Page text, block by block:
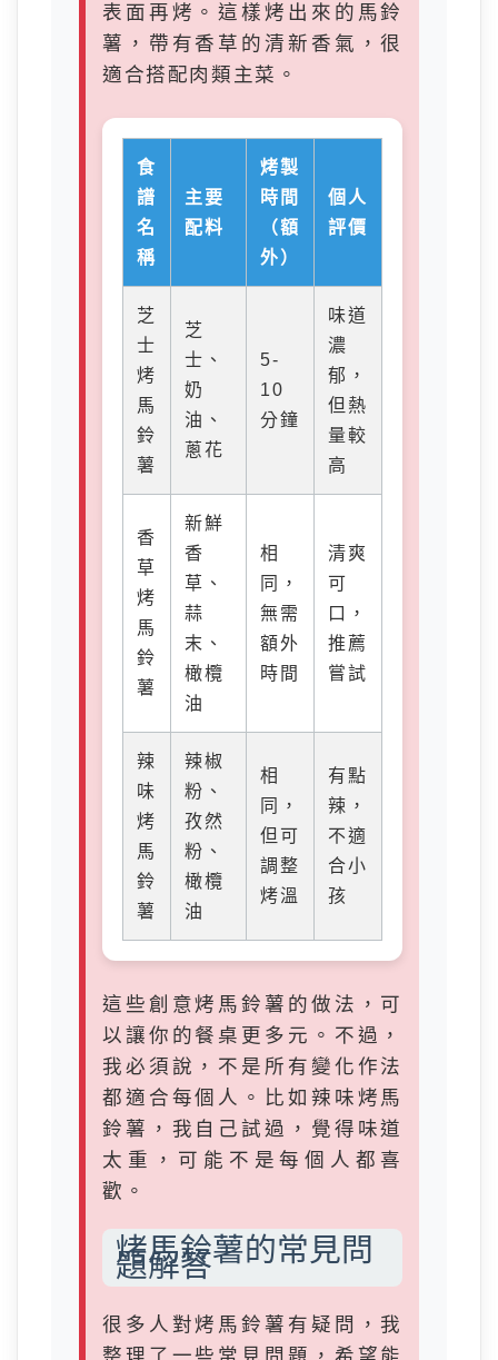
表面再烤。這樣烤出來的馬鈴
薯，帶有香草的清新香氣，很
適合搭配肉類主菜。
食
譜
名
稱
主要
配料
烤製
時間
（額
外）
個人
評價
芝
士
烤
馬
鈴
薯
芝
士、
奶
油、
蔥花
5-
10
分鐘
味道
濃
郁，
但熱
量較
高
香
草
烤
馬
鈴
薯
新鮮
香
草、
蒜
末、
橄欖
油
相
同，
無需
額外
時間
清爽
可
口，
推薦
嘗試
辣
味
烤
馬
鈴
薯
辣椒
粉、
孜然
粉、
橄欖
油
相
同，
但可
調整
烤溫
有點
辣，
不適
合小
孩
這些創意烤馬鈴薯的做法，可
以讓你的餐桌更多元。不過，
我必須說，不是所有變化作法
都適合每個人。比如辣味烤馬
鈴薯，我自己試過，覺得味道
太重，可能不是每個人都喜
歡。
烤馬鈴薯的常見問
題解答
很多人對烤馬鈴薯有疑問，我
整理了一些常見問題，希望能